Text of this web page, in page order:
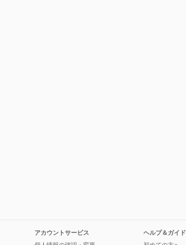
アカウントサービス
ヘルプ＆ガイド